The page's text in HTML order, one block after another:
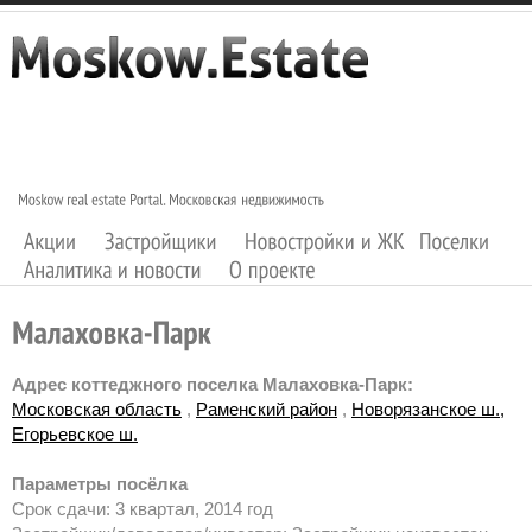
Адрес коттеджного поселка Малаховка-Парк:
Московская область , Раменский район , Новорязанское ш.,
Егорьевское ш.
Параметры посёлка
Срок сдачи: 3 квартал, 2014 год